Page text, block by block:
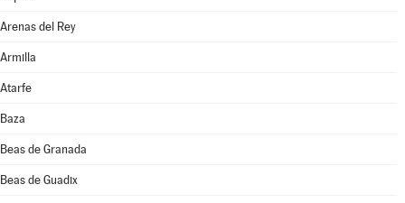
Arenas del Rey
Armilla
Atarfe
Baza
Beas de Granada
Beas de Guadix